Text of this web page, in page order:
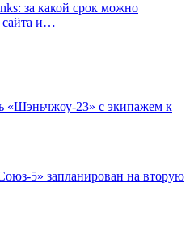
за какой срок можно
сайта и…
«Шэньчжоу-23» с экипажем к
5» запланирован на вторую